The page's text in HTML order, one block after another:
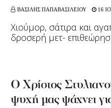
ΒΑΣΙΛΗΣ ΠΑΠΑΒΑΣΙΛΕΙΟΥ 16
Χιούμορ, σάτιρα και
δροσερή μετ-
Ο Χρίστος
ψυχή μας ψάχνει